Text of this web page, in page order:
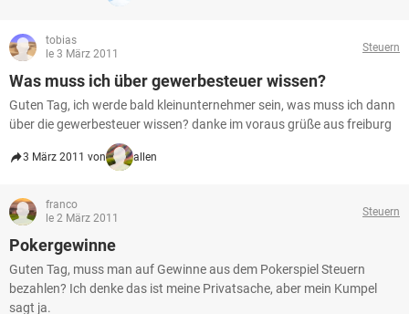
tobias
le 3 März 2011
Steuern
Was muss ich über gewerbesteuer wissen?
Guten Tag, ich werde bald kleinunternehmer sein, was muss ich dann
über die gewerbesteuer wissen? danke im voraus grüße aus freiburg
3 März 2011 von allen
franco
le 2 März 2011
Steuern
Pokergewinne
Guten Tag, muss man auf Gewinne aus dem Pokerspiel Steuern
bezahlen? Ich denke das ist meine Privatsache, aber mein Kumpel
sagt ja.